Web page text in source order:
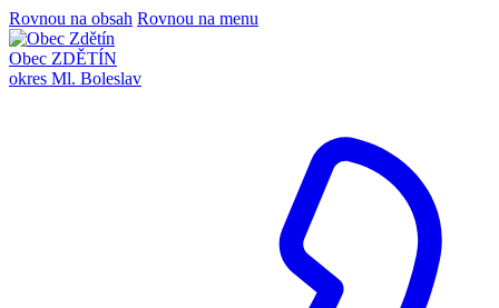
Rovnou na obsah Rovnou na menu
Obec ZDĚTÍN
okres Ml. Boleslav